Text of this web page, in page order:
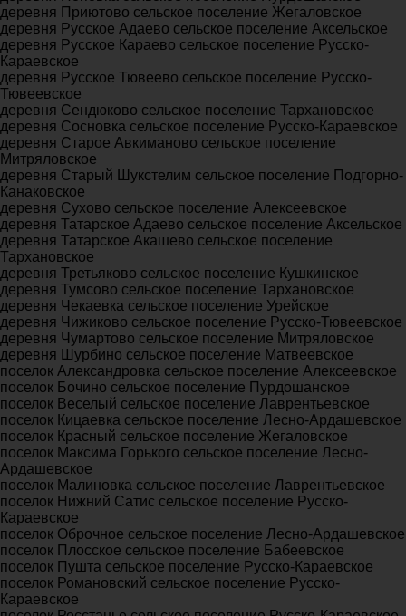
деревня Приютово сельское поселение Жегаловское
деревня Русское Адаево сельское поселение Аксельское
деревня Русское Караево сельское поселение Русско-
Караевское
деревня Русское Тювеево сельское поселение Русско-
Тювеевское
деревня Сендюково сельское поселение Тархановское
деревня Сосновка сельское поселение Русско-Караевское
деревня Старое Авкиманово сельское поселение
Митряловское
деревня Старый Шукстелим сельское поселение Подгорно-
Канаковское
деревня Сухово сельское поселение Алексеевское
деревня Татарское Адаево сельское поселение Аксельское
деревня Татарское Акашево сельское поселение
Тархановское
деревня Третьяково сельское поселение Кушкинское
деревня Тумсово сельское поселение Тархановское
деревня Чекаевка сельское поселение Урейское
деревня Чижиково сельское поселение Русско-Тювеевское
деревня Чумартово сельское поселение Митряловское
деревня Шурбино сельское поселение Матвеевское
поселок Александровка сельское поселение Алексеевское
поселок Бочино сельское поселение Пурдошанское
поселок Веселый сельское поселение Лаврентьевское
поселок Кицаевка сельское поселение Лесно-Ардашевское
поселок Красный сельское поселение Жегаловское
поселок Максима Горького сельское поселение Лесно-
Ардашевское
поселок Малиновка сельское поселение Лаврентьевское
поселок Нижний Сатис сельское поселение Русско-
Караевское
поселок Оброчное сельское поселение Лесно-Ардашевское
поселок Плосское сельское поселение Бабеевское
поселок Пушта сельское поселение Русско-Караевское
поселок Романовский сельское поселение Русско-
Караевское